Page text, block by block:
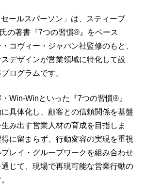
セールスパーソン」は、スティーブ
の著書『7つの習慣®』をベース
コヴィー・ジャパン社監修のもと、
デザインが営業領域に特化して設
ログラムです。
Win-Winといった『7つの習慣®』
具体化し、顧客との信頼関係を基盤
み出す営業人材の育成を目指しま
に留まらず、行動変容の実現を重視
レイ・グループワークを組み合わせ
じて、現場で再現可能な営業行動の